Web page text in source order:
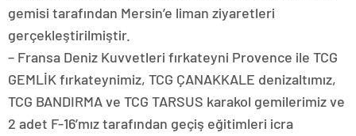
gemisi tarafından Mersin’e liman ziyaretleri
gerçekleştirilmiştir.
– Fransa Deniz Kuvvetleri fırkateyni Provence ile TCG
GEMLİK fırkateynimiz, TCG ÇANAKKALE denizaltımız,
TCG BANDIRMA ve TCG TARSUS karakol gemilerimiz ve
2 adet F-16’mız tarafından geçiş eğitimleri icra